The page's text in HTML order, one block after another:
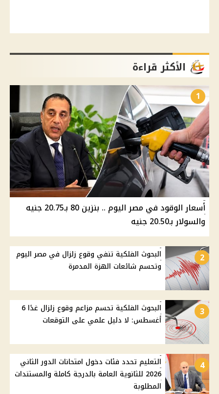
الأكثر قراءة
1
أسعار الوقود في مصر اليوم .. بنزين 80 بـ20.75 جنيه
والسولار بـ20.50 جنيه
2
البحوث الفلكية تنفي وقوع زلزال في مصر اليوم
وتحسم شائعات الهزة المدمرة
3
البحوث الفلكية تحسم مزاعم وقوع زلزال غدًا 6
أغسطس: لا دليل علمي على التوقعات
4
التعليم تحدد فئات دخول امتحانات الدور الثاني
2026 للثانوية العامة بالدرجة كاملة والمستندات
المطلوبة